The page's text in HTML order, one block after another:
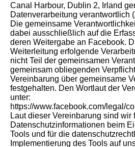
Canal Harbour, Dublin 2, Irland
Datenverarbeitung verantwortlich
Die gemeinsame
dabei ausschließlich auf die
deren Weitergabe an Facebook.
Weiterleitung erfolgende
nicht Teil der gemeinsamen
gemeinsam obliegenden
Vereinbarung über gemeinsame
festgehalten. Den Wortlaut der
unter:
https://www.facebook.com/legal/
Laut dieser Vereinbarung sind wir
Datenschutzinformationen beim
Tools und für die
Implementierung des Tools auf